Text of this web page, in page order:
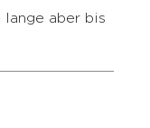
lange aber bis